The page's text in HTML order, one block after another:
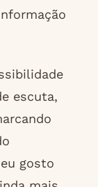
escuta,
gosto